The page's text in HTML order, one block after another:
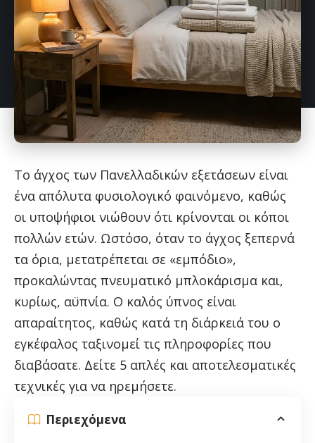
Το άγχος των Πανελλαδικών εξετάσεων είναι
ένα απόλυτα φυσιολογικό φαινόμενο, καθώς
οι υποψήφιοι νιώθουν ότι κρίνονται οι κόποι
πολλών ετών. Ωστόσο, όταν το άγχος ξεπερνά
τα όρια, μετατρέπεται σε «εμπόδιο»,
προκαλώντας πνευματικό μπλοκάρισμα και,
κυρίως, αϋπνία. Ο καλός ύπνος είναι
απαραίτητος, καθώς κατά τη διάρκειά του ο
εγκέφαλος ταξινομεί τις πληροφορίες που
διαβάσατε. Δείτε 5 απλές και αποτελεσματικές
τεχνικές για να ηρεμήσετε.
Περιεχόμενα